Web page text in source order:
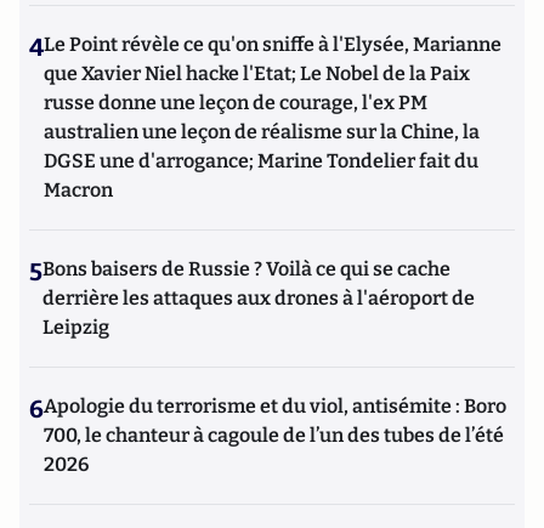
4Le Point révèle ce qu'on sniffe à l'Elysée, Marianne
que Xavier Niel hacke l'Etat; Le Nobel de la Paix
russe donne une leçon de courage, l'ex PM
australien une leçon de réalisme sur la Chine, la
DGSE une d'arrogance; Marine Tondelier fait du
Macron
5Bons baisers de Russie ? Voilà ce qui se cache
derrière les attaques aux drones à l'aéroport de
Leipzig
6Apologie du terrorisme et du viol, antisémite : Boro
700, le chanteur à cagoule de l’un des tubes de l’été
2026